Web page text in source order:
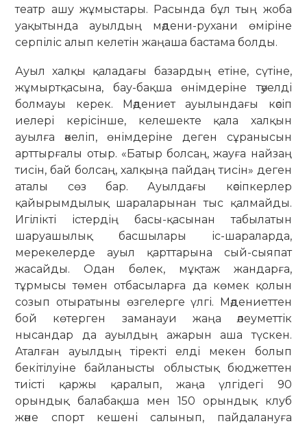
театр ашу жұмыстары. Расында бұл тың жоба
уақытында ауылдың мәдени-рухани өміріне
серпіліс алып келетін жаңаша бастама болды.
Ауыл халқы қаладағы базардың етіне, сүтіне,
жұмыртқасына, бау-бақша өнімдеріне тәуелді
болмауы керек. Мәдениет ауылындағы кәсіп
иелері керісінше, келешекте қала халқын
ауылға әкеліп, өнімдеріне деген сұранысын
арттырғалы отыр. «Батыр болсаң, жауға найзаң
тисін, бай болсаң, халқыңа пайдаң тисін» деген
аталы сөз бар. Ауылдағы кәсіпкерлер
қайырымдылық шараларынан тыс қалмайды.
Игілікті істердің басы-қасынан табылатын
шаруашылық басшылары іс-шараларда,
мерекелерде ауыл қарттарына сый-сыяпат
жасайды. Одан бөлек, мұқтаж жандарға,
тұрмысы төмен отбасыларға да көмек қолын
созып отыратыны өзгелерге үлгі. Мәдениеттен
бой көтерген заманауи жаңа әлеуметтік
нысандар да ауылдың ажарын аша түскен.
Аталған ауылдың тіректі елді мекен болып
бекітілуіне байланысты облыстық бюджеттен
тиісті қаржы қаралып, жаңа үлгідегі 90
орындық балабақша мен 150 орындық клуб
және спорт кешені салынып, пайдалануға